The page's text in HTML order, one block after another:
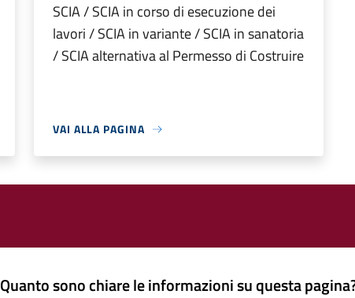
SCIA / SCIA in corso di esecuzione dei
lavori / SCIA in variante / SCIA in sanatoria
/ SCIA alternativa al Permesso di Costruire
VAI ALLA PAGINA
Quanto sono chiare le informazioni su questa